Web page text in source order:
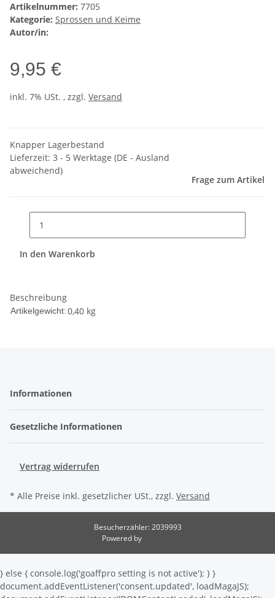
Artikelnummer: 7705
Kategorie: Sprossen und Keime
Autor/in:
9,95 €
inkl. 7% USt. , zzgl. Versand
Knapper Lagerbestand
Lieferzeit: 3 - 5 Werktage (DE - Ausland
abweichend)
Frage zum Artikel
In den Warenkorb
Beschreibung
Artikelgewicht:0,40 kg
Informationen
Gesetzliche Informationen
Vertrag widerrufen
* Alle Preise inkl. gesetzlicher USt., zzgl. Versand
Besucherzähler: 2039993
Powered by
} else { console.log('goaffpro setting is not active'); } }
document.addEventListener('consent.updated', loadMagaJS);